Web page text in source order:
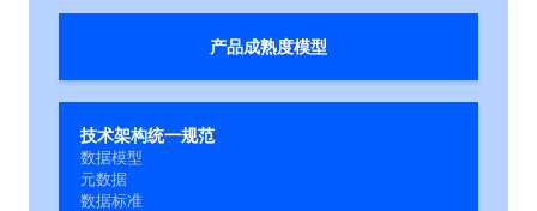
产品成熟度模型
技术架构统一规范
数据模型
元数据
数据标准